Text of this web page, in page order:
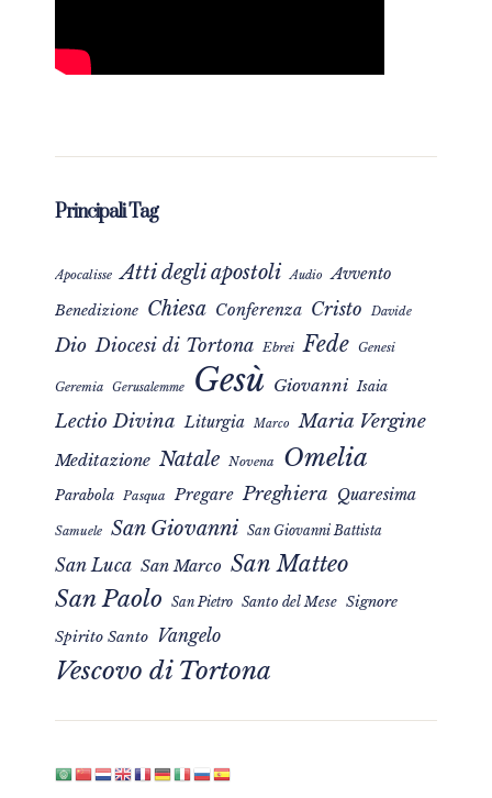
Principali Tag
Apocalisse Atti degli apostoli Audio Avvento
Benedizione Chiesa Conferenza Cristo Davide
Dio Diocesi di Tortona Ebrei Fede Genesi
Geremia Gerusalemme Gesù Giovanni Isaia
Lectio Divina Liturgia Marco Maria Vergine
Meditazione Natale Novena Omelia
Parabola Pasqua Pregare Preghiera Quaresima
Samuele San Giovanni San Giovanni Battista
San Luca San Marco San Matteo
San Paolo San Pietro Santo del Mese Signore
Spirito Santo Vangelo
Vescovo di Tortona